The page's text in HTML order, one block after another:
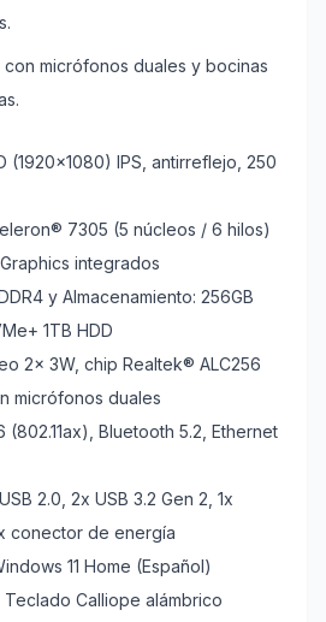
con micrófonos duales y bocinas
(1920x1080) IPS, antirreflejo, 250
7305 (5 núcleos / 6 hilos)
integrados
y Almacenamiento: 256GB
1TB HDD
2x 3W, chip Realtek® ALC256
micrófonos duales
Bluetooth 5.2, Ethernet
2.0, 2x USB 3.2 Gen 2, 1x
conector de energía
11 Home (Español)
Calliope alámbrico